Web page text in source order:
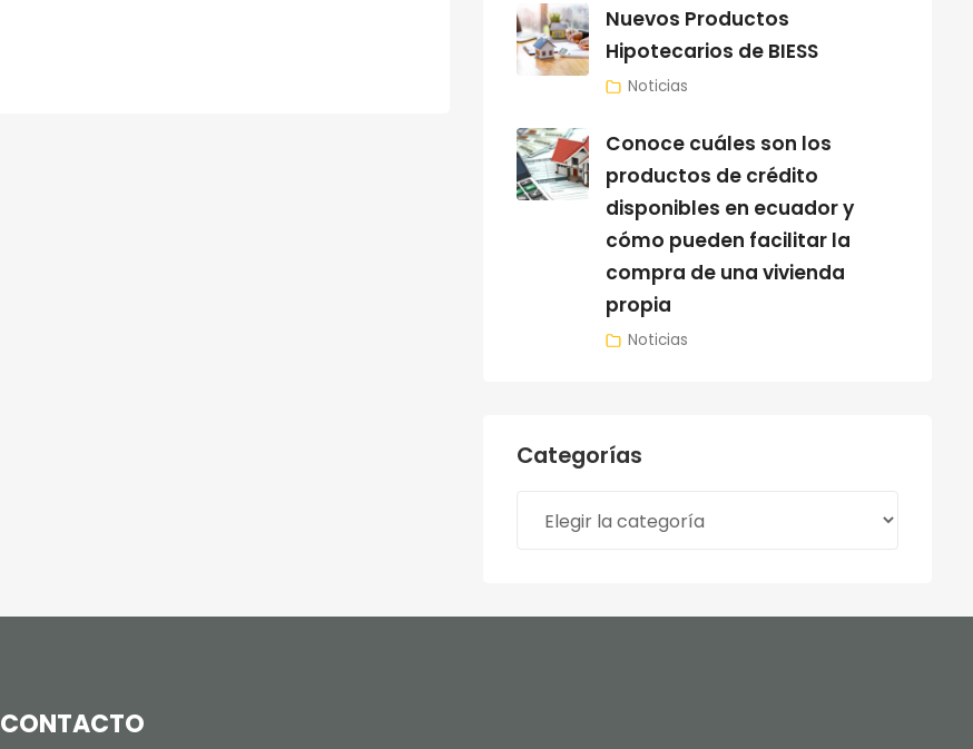
Nuevos Productos
Hipotecarios de BIESS
Noticias
Conoce cuáles son los
productos de crédito
disponibles en ecuador y
cómo pueden facilitar la
compra de una vivienda
propia
Noticias
Categorías
CONTACTO